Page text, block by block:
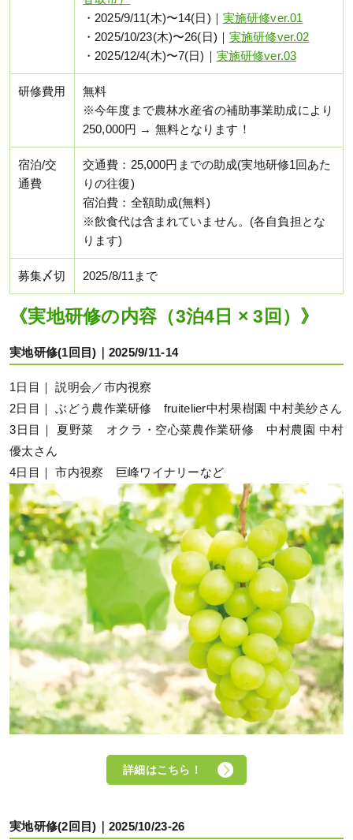
・2025/9/11(木)〜14(日)｜ 実施研修ver.01
・2025/10/23(木)〜26(日)｜実施研修ver.02
・2025/12/4(木)〜7(日)｜ 実施研修ver.03
研修費用
無料
※今年度まで農林水産省の補助事業助成により
250,000円 → 無料となります！
宿泊/交
通費
交通費：25,000円までの助成(実地研修1回あた
りの往復)
宿泊費：全額助成(無料)
※飲食代は含まれていません。(各自負担とな
ります)
募集〆切 2025/8/11まで
《実地研修の内容（3泊4日 × 3回）》
実地研修(1回目)｜2025/9/11-14
1日目｜ 説明会／市内視察
2日目｜ ぶどう農作業研修 fruitelier中村果樹園 中村美紗さん
3日目｜ 夏野菜 オクラ・空心菜農作業研修 中村農園 中村
優太さん
4日目｜ 市内視察 巨峰ワイナリーなど
詳細はこちら！
実地研修(2回目)｜2025/10/23-26